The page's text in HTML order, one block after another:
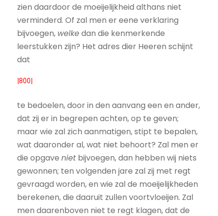
zien daardoor de moeijelijkheid althans niet
verminderd. Of zal men er eene verklaring
bijvoegen, welkedan die kenmerkende
leerstukken zijn? Het adres dier Heeren schijnt
dat
|800|
te bedoelen, door in den aanvang een en ander,
dat zij er in begrepen achten, op te geven;
maar wie zal zich aanmatigen, stipt te bepalen,
wat daaronder al, wat niet behoort? Zal men er
die opgave niet bijvoegen, dan hebben wij niets
gewonnen; ten volgenden jare zal zij met regt
gevraagd worden, en wie zal de moeijelijkheden
berekenen, die daaruit zullen voortvloeijen. Zal
men daarenboven niet te regt klagen, dat de